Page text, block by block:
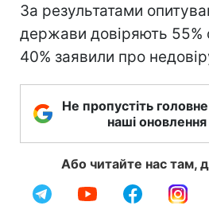
За результатами
держави довіряють 55%
40% заявили про
Не пропустіть
наші
Або читайте нас там,